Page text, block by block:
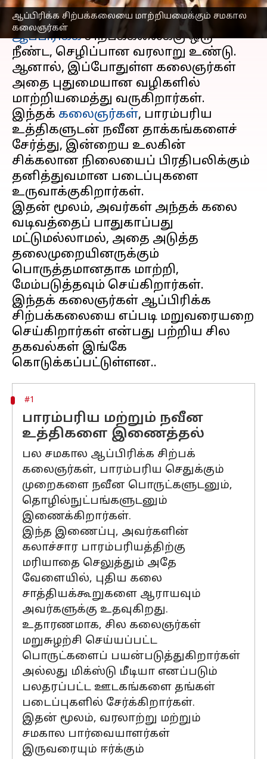
ஆப்பிரிக்க சிற்பக்கலையை மாற்றியமைக்கும் சமகால
கலைஞர்கள்
செய்தி முன்னோட்டம்
ஆப்பிரிக்கசிற்பக்கலைக்கு ஒரு
நீண்ட, செழிப்பான வரலாறு உண்டு.
ஆனால், இப்போதுள்ள கலைஞர்கள்
அதை புதுமையான வழிகளில்
மாற்றியமைத்து வருகிறார்கள்.
இந்தக் கலைஞர்கள், பாரம்பரிய
உத்திகளுடன் நவீன தாக்கங்களைச்
சேர்த்து, இன்றைய உலகின்
சிக்கலான நிலையைப் பிரதிபலிக்கும்
தனித்துவமான படைப்புகளை
உருவாக்குகிறார்கள்.
இதன் மூலம், அவர்கள் அந்தக் கலை
வடிவத்தைப் பாதுகாப்பது
மட்டுமல்லாமல், அதை அடுத்த
தலைமுறையினருக்கும்
பொருத்தமானதாக மாற்றி,
மேம்படுத்தவும் செய்கிறார்கள்.
இந்தக் கலைஞர்கள் ஆப்பிரிக்க
சிற்பக்கலையை எப்படி மறுவரையறை
செய்கிறார்கள் என்பது பற்றிய சில
தகவல்கள் இங்கே
#1
பாரம்பரிய மற்றும் நவீன
உத்திகளை இணைத்தல்
பல சமகால ஆப்பிரிக்க சிற்பக்
கலைஞர்கள், பாரம்பரிய செதுக்கும்
முறைகளை நவீன பொருட்களுடனும்,
தொழில்நுட்பங்களுடனும்
இணைக்கிறார்கள்.
இந்த இணைப்பு, அவர்களின்
கலாச்சார பாரம்பரியத்திற்கு
மரியாதை செலுத்தும் அதே
வேளையில், புதிய கலை
சாத்தியக்கூறுகளை ஆராயவும்
அவர்களுக்கு உதவுகிறது.
உதாரணமாக, சில கலைஞர்கள்
மறுசுழற்சி செய்யப்பட்ட
பொருட்களைப் பயன்படுத்துகிறார்கள்
அல்லது மிக்ஸ்டு மீடியா எனப்படும்
பலதரப்பட்ட ஊடகங்களை தங்கள்
படைப்புகளில் சேர்க்கிறார்கள்.
இதன் மூலம், வரலாற்று மற்றும்
சமகால பார்வையாளர்கள்
இருவரையும் ஈர்க்கும்